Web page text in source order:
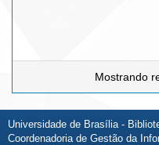
Mostrando
Universidade de Brasília -
Coordenadoria de Gestão da